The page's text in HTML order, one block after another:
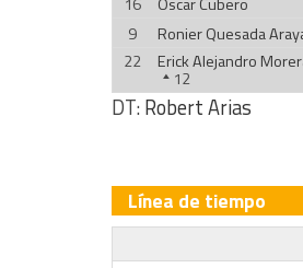
9
Ronier Quesada
22
Erick Alejandro
12
DT:Robert Arias
Línea de tiempo